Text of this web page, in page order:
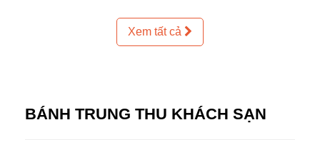
Xem tất cả
BÁNH TRUNG THU KHÁCH SẠN